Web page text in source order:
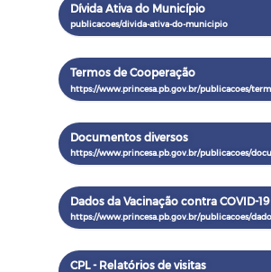
Dívida Ativa do Município
Termos de Cooperação
Documentos diversos
Dados da Vacinação contra COVID-19
CPL - Relatórios de visitas